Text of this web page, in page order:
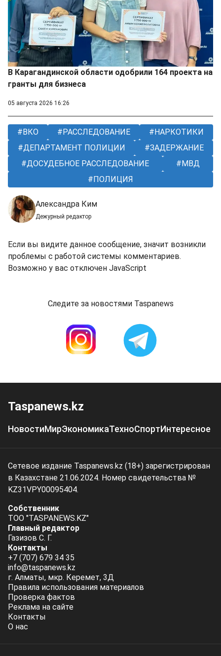
В Карагандинской области одобрили 164 проекта на
гранты для бизнеса
05 августа 2026 16:26
ВКО РАССЛЕДОВАНИЕ
НАРКОТИКИ
ДЕПАРТАМЕНТ ПОЛИЦИИ
ЗАДЕРЖАНИЕ
ДОСУДЕБНОЕ РАССЛЕДОВАНИЕ
МВД
ПОЛИЦИЯ
Александра Ким
Дежурный редактор
Если вы видите данное сообщение, значит возникли
проблемы с работой системы комментариев.
Возможно у вас отключен JavaScript
Следите за новостями Taspanews
Taspanews.kz
НовостиМирЭкономикаТехноСпортИнтересное
Сетевое издание Taspanews.kz (18+) зарегистрирован
в Казахстане 21.06.2024. Номер свидетельства №
KZ31VPY00095404.
Собственник
ТОО "TASPANEWS.KZ"
Главный редактор
Газизов С. Г.
Контакты
+7 (707) 679 34 35
info@taspanews.kz
г. Алматы, мкр. Керемет, 3Д
Правила использования материалов
Проверка фактов
Реклама на сайте
Контакты
О нас